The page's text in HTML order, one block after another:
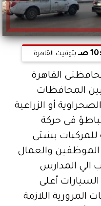
صـ بتوقيت القاهرة
القاهرة
بين المحافظات
أو الزراعية
فى حركة
للمركبات بشتى
الموظفين والعمال
الي المدارس
أعلى
اللازمة